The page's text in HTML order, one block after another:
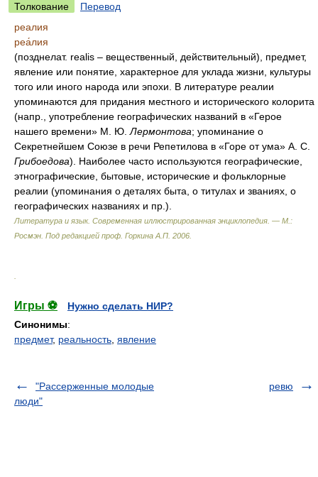
Толкование
Перевод
реалия
реа́лия
(позднелат. realis – вещественный, действительный), предмет,
явление или понятие, характерное для уклада жизни, культуры
того или иного народа или эпохи. В литературе реалии
упоминаются для придания местного и исторического колорита
(напр., употребление географических названий в «Герое
нашего времени» М. Ю. Лермонтова; упоминание о
Секретнейшем Союзе в речи Репетилова в «Горе от ума» А. С.
Грибоедова). Наиболее часто используются географические,
этнографические, бытовые, исторические и фольклорные
реалии (упоминания о деталях быта, о титулах и званиях, о
географических названиях и пр.).
Литература и язык. Современная иллюстрированная энциклопедия. — М.:
Росмэн Под редакцией проф. Горкина А.П. 2006
Игры ⚽
Нужно сделать НИР?
Синонимы:
предмет, реальность явление
"Рассерженные молодые
люди"
ревю